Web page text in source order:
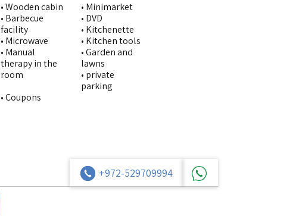
• Wooden cabin
• Minimarket
• Barbecue
facility
• DVD
• Kitchenette
• Microwave
• Kitchen tools
• Manual
therapy in the
room
• Garden and
lawns
• private
parking
• Coupons
+972-529709994